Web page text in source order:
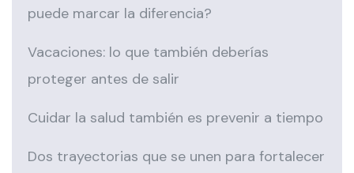
puede marcar la diferencia?
Vacaciones: lo que también deberías
proteger antes de salir
Cuidar la salud también es prevenir a tiempo
Dos trayectorias que se unen para fortalecer